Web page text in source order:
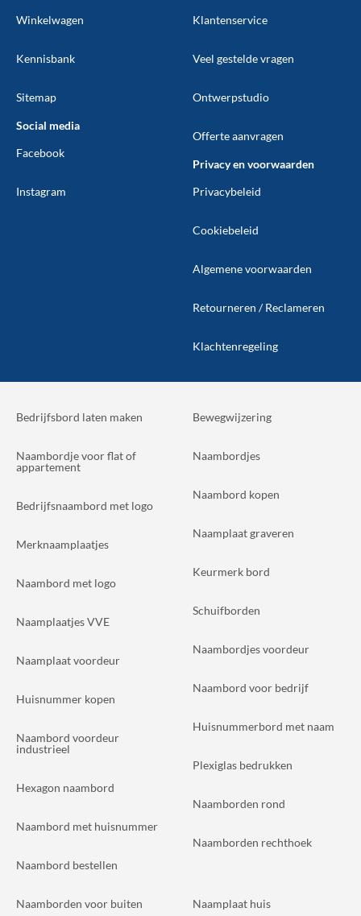
Winkelwagen
Kennisbank
Sitemap
Social media
Facebook
Instagram
Klantenservice
Veel gestelde vragen
Ontwerpstudio
Offerte aanvragen
Privacy en voorwaarden
Privacybeleid
Cookiebeleid
Algemene voorwaarden
Retourneren / Reclameren
Klachtenregeling
Bedrijfsbord laten maken
Naambordje voor flat of
appartement
Bedrijfsnaambord met logo
Merknaamplaatjes
Naambord met logo
Naamplaatjes VVE
Naamplaat voordeur
Huisnummer kopen
Naambord voordeur
industrieel
Hexagon naambord
Naambord met huisnummer
Naambord bestellen
Bewegwijzering
Naambordjes
Naambord kopen
Naamplaat graveren
Keurmerk bord
Schuifborden
Naambordjes voordeur
Naambord voor bedrijf
Huisnummerbord met naam
Plexiglas bedrukken
Naamborden rond
Naamborden rechthoek
Naamborden voor buiten Naamplaat huis